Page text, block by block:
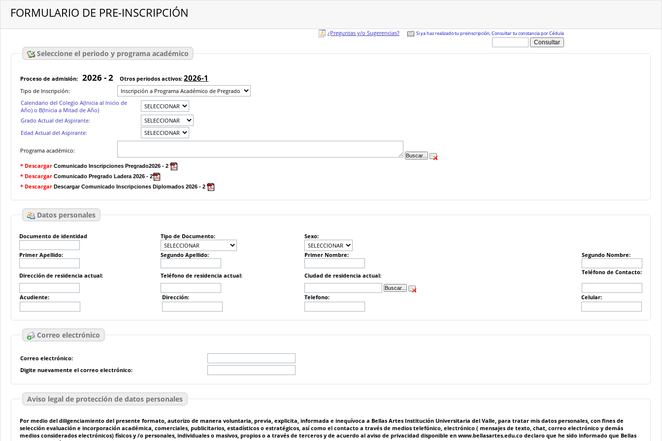
FORMULARIO DE PRE-INSCRIPCIÓN
¿Preguntas y/o Sugerencias? Si ya haz realizado tu preinscripción, Consultar tu constancia por Cédula
Seleccione el periodo y programa académico
Proceso de admisión: 2026 - 2 Otros periodos activos:2026-1
Tipo de Inscripción:
Calendario del Colegio A(Inicia al Inicio de
Año) o B(Inicia a Mitad de Año)
Grado Actual del Aspirante:
Edad Actual del Aspirante:
Programa académico:
* DescargarComunicado Inscripciones Pregrado2026 - 2
* DescargarComunicado Pregrado Ladera 2026 - 2
* DescargarDescargar Comunicado Inscripciones Diplomados 2026 - 2
Datos personales
Documento de identidad Tipo de Documento: Sexo:
Primer Apellido: Segundo Apellido: Primer Nombre: Segundo Nombre:
Dirección de residencia actual: Teléfono de residencia actual: Ciudad de residencia actual: Teléfono de Contacto:
Acudiente: Dirección: Telefono: Celular:
Correo electrónico
Correo electrónico:
Digite nuevamente el correo electrónico:
Aviso legal de protección de datos personales
Por medio del diligenciamiento del presente formato, autorizo de manera voluntaria, previa, explicita, informada e inequívoca a Bellas Artes Institución Universitaria del Valle, para tratar mis datos personales, con fines de
selección evaluación e incorporación académica, comerciales, publicitarios, estadísticos o estratégicos, así como el contacto a través de medios telefónico, electrónico ( mensajes de texto, chat, correo electrónico y demás
medios considerados electrónicos) físicos y /o personales, individuales o masivos, propios o a través de terceros y de acuerdo al aviso de privacidad disponible en www.bellasartes.edu.co declaro que he sido informado que Bellas